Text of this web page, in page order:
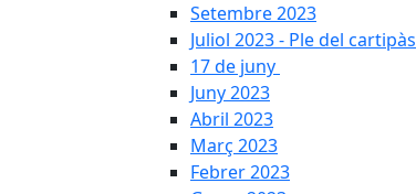
Setembre 2023
Juliol 2023 - Ple del cartipàs
17 de juny
Juny 2023
Abril 2023
Març 2023
Febrer 2023